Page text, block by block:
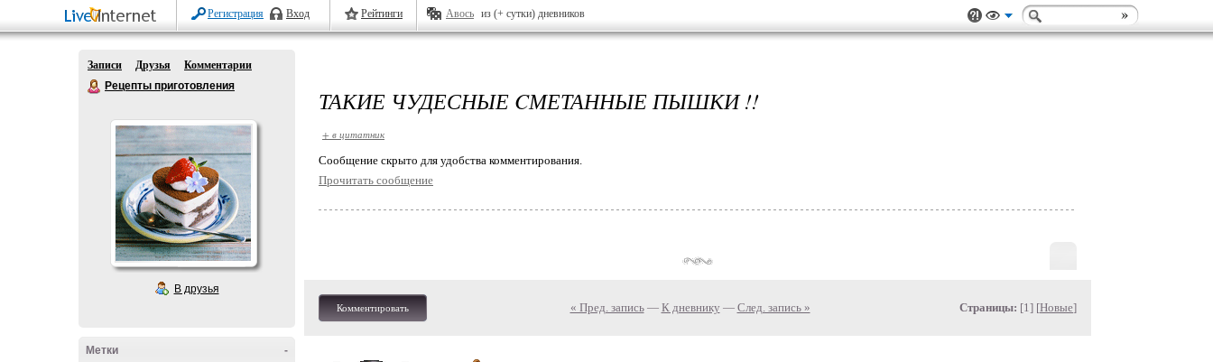
Регистрация Вход Рейтинги Авось из (+ сутки) дневников
Записи Друзья
Комментарии
Рецепты приготовления
В друзья
-
Метки
ТАКИЕ ЧУДЕСНЫЕ CМЕТАННЫЕ ПЫШКИ !!
+ в цитатник
Cообщение скрыто для удобства комментирования.
Прочитать сообщение
Комментировать « Пред. запись— К дневнику — След. запись » Страницы: [1] [Новые]